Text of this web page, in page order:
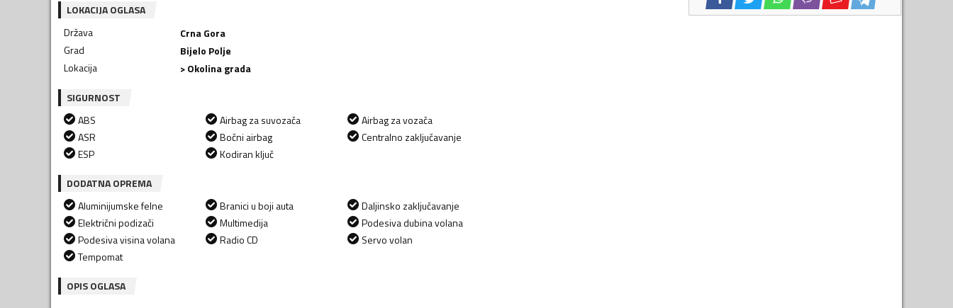
LOKACIJA OGLASA
Država
Crna Gora
Grad
Bijelo Polje
Lokacija
> Okolina grada
SIGURNOST
ABS
ASR
ESP
Airbag za suvozača
Bočni airbag
Kodiran ključ
Airbag za vozača
Centralno zaključavanje
DODATNA OPREMA
Aluminijumske felne
Električni podizači
Podesiva visina volana
Tempomat
Branici u boji auta
Multimedija
Radio CD
Daljinsko zaključavanje
Podesiva dubina volana
Servo volan
OPIS OGLASA